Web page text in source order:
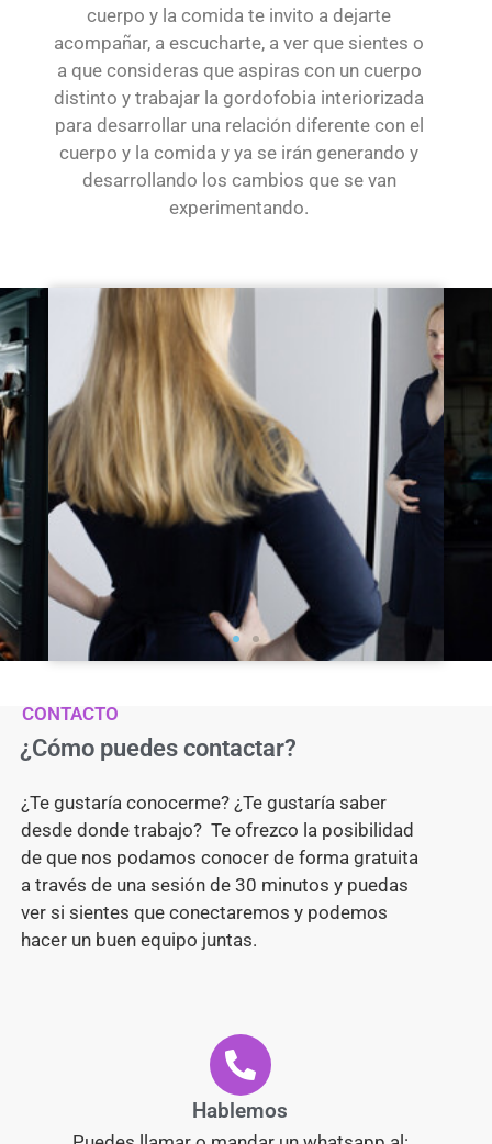
cuerpo y la comida te invito a dejarte
acompañar, a escucharte, a ver que sientes o
a que consideras que aspiras con un cuerpo
distinto y trabajar la gordofobia interiorizada
para desarrollar una relación diferente con el
cuerpo y la comida y ya se irán generando y
desarrollando los cambios que se van
experimentando.
¿Te gustaría conocerme? ¿Te gustaría saber
desde donde trabajo? Te ofrezco la posibilidad
de que nos podamos conocer de forma gratuita
a través de una sesión de 30 minutos y puedas
ver si sientes que conectaremos y podemos
hacer un buen equipo juntas.
CONTACTO
¿Cómo puedes contactar?
Hablemos